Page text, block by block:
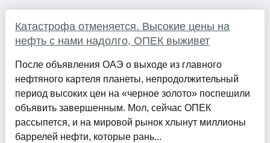
Катастрофа отменяется. Высокие цены на
нефть с нами надолго, ОПЕК выживет
После объявления ОАЭ о выходе из главного
нефтяного картеля планеты, непродолжительный
период высоких цен на «черное золото» поспешили
объявить завершенным. Мол, сейчас ОПЕК
рассыпется, и на мировой рынок хлынут миллионы
баррелей нефти, которые рань...